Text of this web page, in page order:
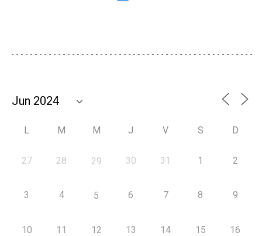
L M M J V S D
27 28 29 30 31 1 2
3 4 5 6 7 8 9
10 11 12 13 14 15 16